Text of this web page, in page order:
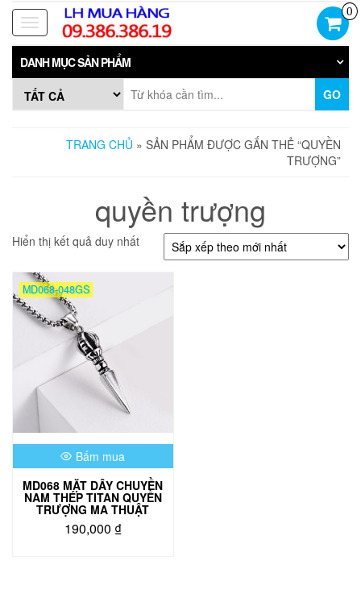
Skip
the
content
Toggle
navigation
0
DANH MỤC SẢN PHẨM
GO
TRANG CHỦ » SẢN PHẨM ĐƯỢC GẮN THẺ “QUYỀN
TRƯỢNG”
quyền trượng
Hiển thị kết quả duy nhất
MD068-048GS
Bấm mua
MD068 MẶT DÂY CHUYỀN
NAM THÉP TITAN QUYỀN
TRƯỢNG MA THUẬT
190,000 ₫